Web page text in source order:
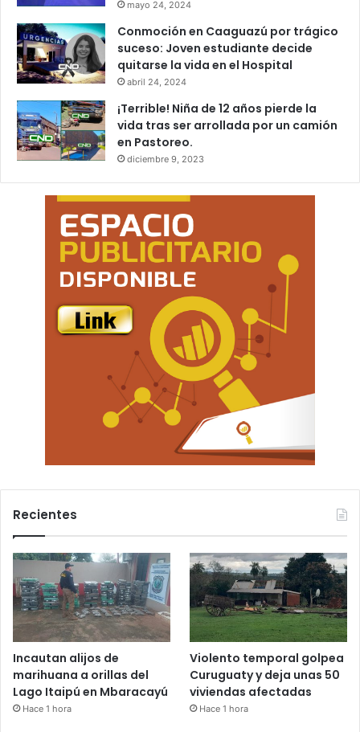
mayo 24, 2024
Conmoción en Caaguazú por trágico
suceso: Joven estudiante decide
quitarse la vida en el Hospital
abril 24, 2024
¡Terrible! Niña de 12 años pierde la
vida tras ser arrollada por un camión
en Pastoreo.
diciembre 9, 2023
Recientes
Incautan alijos de
marihuana a orillas del
Lago Itaipú en Mbaracayú
Hace 1 hora
Violento temporal golpea
Curuguaty y deja unas 50
viviendas afectadas
Hace 1 hora